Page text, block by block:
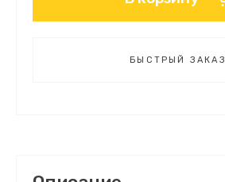
БЫСТРЫЙ ЗАКАЗ